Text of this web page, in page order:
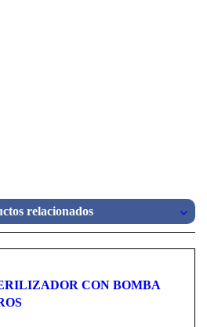
relacionados
CON BOMBA